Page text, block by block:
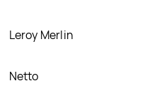
Leroy Merlin
Netto